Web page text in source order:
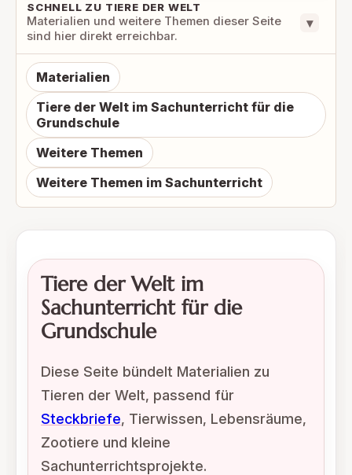
SCHNELL ZU TIERE DER WELT
Materialien und weitere Themen dieser Seite
sind hier direkt erreichbar.
▾
Materialien
Tiere der Welt im Sachunterricht für die
Grundschule
Weitere Themen
Weitere Themen im Sachunterricht
Tiere der Welt im
Sachunterricht für die
Grundschule
Diese Seite bündelt Materialien zu
Tieren der Welt, passend für
Steckbriefe, Tierwissen, Lebensräume,
Zootiere und kleine
Sachunterrichtsprojekte.